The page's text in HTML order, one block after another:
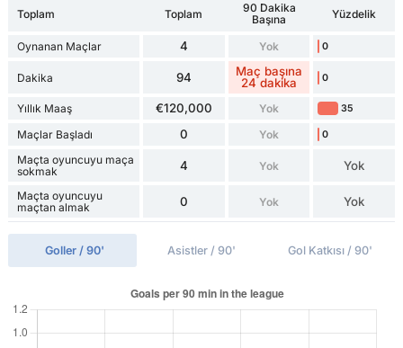
Toplam Toplam
90 Dakika
Başına
Yüzdelik
Oynanan Maçlar 4 Yok 0
Dakika 94
Maç başına
24 dakika
0
Yıllık Maaş €120,000 Yok 35
Maçlar Başladı 0 Yok 0
Maçta oyuncuyu maça
sokmak
4 Yok Yok
Maçta oyuncuyu
maçtan almak
0 Yok Yok
Goller / 90' Asistler / 90' Gol Katkısı / 90'